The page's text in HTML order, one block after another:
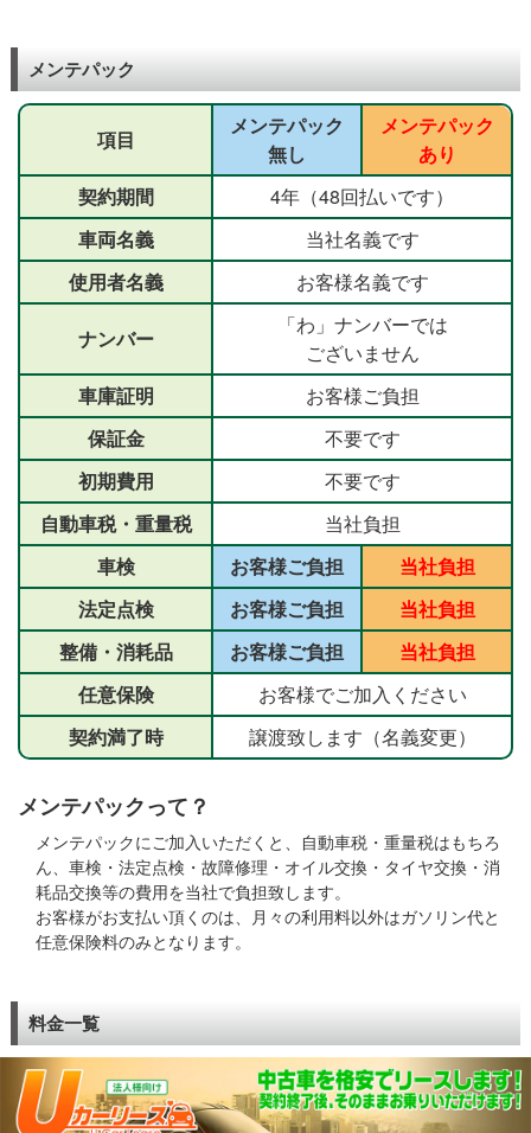
メンテパック
項目
メンテパック
無し
メンテパック
あり
契約期間
4年（48回払いです）
車両名義
当社名義です
使用者名義
お客様名義です
ナンバー
「わ」ナンバーでは
ございません
車庫証明
お客様ご負担
保証金
不要です
初期費用
不要です
自動車税・重量税
当社負担
車検
お客様ご負担
当社負担
法定点検
お客様ご負担
当社負担
整備・消耗品
お客様ご負担
当社負担
任意保険
お客様でご加入ください
契約満了時
譲渡致します（名義変更）
メンテパックって？
メンテパックにご加入いただくと、自動車税・重量税はもちろ
ん、車検・法定点検・故障修理・オイル交換・タイヤ交換・消
耗品交換等の費用を当社で負担致します。
お客様がお支払い頂くのは、月々の利用料以外はガソリン代と
任意保険料のみとなります。
料金一覧